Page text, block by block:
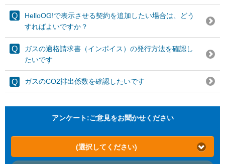
HelloOG!で表示させる契約を追加したい場合は、どう
すればよいですか？
ガスの適格請求書（インボイス）の発行方法を確認し
たいです
ガスのCO2排出係数を確認したいです
アンケート:ご意見をお聞かせください
(選択してください)